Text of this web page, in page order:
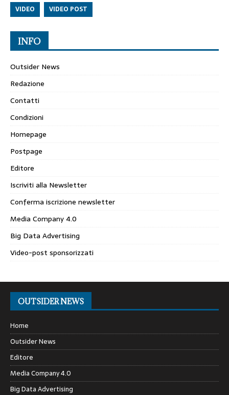
VIDEO VIDEO POST
INFO
Outsider News
Redazione
Contatti
Condizioni
Homepage
Postpage
Editore
Iscriviti alla Newsletter
Conferma iscrizione newsletter
Media Company 4.0
Big Data Advertising
Video-post sponsorizzati
OUTSIDER NEWS
Home
Outsider News
Editore
Media Company 4.0
Big Data Advertising